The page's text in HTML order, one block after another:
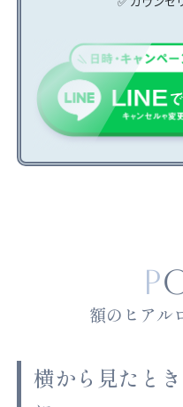
額のヒアル
横から見たと